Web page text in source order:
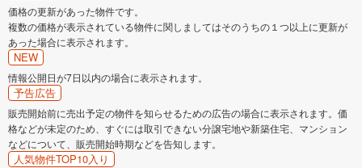
価格の更新があった物件です。
複数の価格が表示されている物件に関しましてはそのうちの１つ以上に更新が
あった場合に表示されます。
NEW
情報公開日が7日以内の場合に表示されます。
予告広告
販売開始前に売出予定の物件を知らせるための広告の場合に表示されます。価
格などが未定のため、すぐには取引できない分譲宅地や新築住宅、マンション
などについて、販売開始時期などを告知します。
人気物件TOP10入り